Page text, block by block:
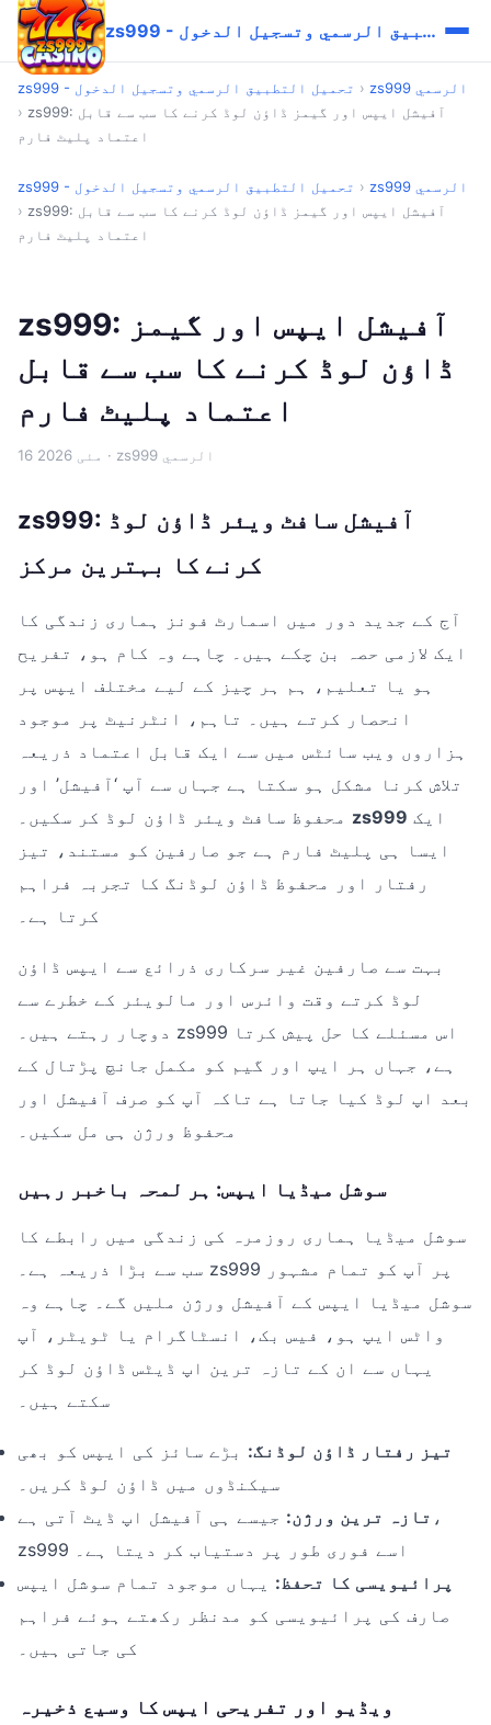
zs999 - تحميل التطبيق الرسمي وتسجيل الدخول
zs999 - تحميل التطبيق الرسمي وتسجيل الدخول ›
zs999 الرسمي
› zs999: آفیشل ایپس اور گیمز ڈاؤن لوڈ کرنے کا سب سے قابل
اعتماد پلیٹ فارم
zs999 - تحميل التطبيق الرسمي وتسجيل الدخول ›
zs999 الرسمي
› zs999: آفیشل ایپس اور گیمز ڈاؤن لوڈ کرنے کا سب سے قابل
اعتماد پلیٹ فارم
zs999: آفیشل ایپس اور گیمز
ڈاؤن لوڈ کرنے کا سب سے قابل
اعتماد پلیٹ فارم
16 مئی 2026 · zs999 الرسمي
zs999: آفیشل سافٹ ویئر ڈاؤن لوڈ
کرنے کا بہترین مرکز
آج کے جدید دور میں اسمارٹ فونز ہماری زندگی کا
ایک لازمی حصہ بن چکے ہیں۔ چاہے وہ کام ہو، تفریح
ہو یا تعلیم، ہم ہر چیز کے لیے مختلف ایپس پر
انحصار کرتے ہیں۔ تاہم، انٹرنیٹ پر موجود
ہزاروں ویب سائٹس میں سے ایک قابل اعتماد ذریعہ
تلاش کرنا مشکل ہو سکتا ہے جہاں سے آپ ‘آفیشل’ اور
zs999
ایسا ہی پلیٹ فارم ہے جو صارفین کو مستند، تیز
رفتار اور محفوظ ڈاؤن لوڈنگ کا تجربہ فراہم
کرتا ہے۔
بہت سے صارفین غیر سرکاری ذرائع سے ایپس ڈاؤن
لوڈ کرتے وقت وائرس اور مالویئر کے خطرے سے
دوچار رہتے ہیں۔ zs999 اس مسئلے کا حل پیش کرتا
ہے، جہاں ہر ایپ اور گیم کو مکمل جانچ پڑتال کے
بعد اپ لوڈ کیا جاتا ہے تاکہ آپ کو صرف آفیشل اور
محفوظ ورژن ہی مل سکیں۔
سوشل میڈیا ایپس: ہر لمحہ باخبر رہیں
سوشل میڈیا ہماری روزمرہ کی زندگی میں رابطے کا
سب سے بڑا ذریعہ ہے۔ zs999 پر آپ کو تمام مشہور
سوشل میڈیا ایپس کے آفیشل ورژن ملیں گے۔ چاہے وہ
واٹس ایپ ہو، فیس بک، انسٹاگرام یا ٹویٹر، آپ
یہاں سے ان کے تازہ ترین اپ ڈیٹس ڈاؤن لوڈ کر
سکتے ہیں۔
تیز رفتار ڈاؤن لوڈنگ: بڑے سائز کی ایپس کو بھی
سیکنڈوں میں ڈاؤن لوڈ کریں۔
تازہ ترین ورژن: جیسے ہی آفیشل اپ ڈیٹ آتی ہے،
zs999 اسے فوری طور پر دستیاب کر دیتا ہے۔
پرائیویسی کا تحفظ: یہاں موجود تمام سوشل ایپس
صارف کی پرائیویسی کو مدنظر رکھتے ہوئے فراہم
کی جاتی ہیں۔
ویڈیو اور تفریحی ایپس کا وسیع ذخیرہ